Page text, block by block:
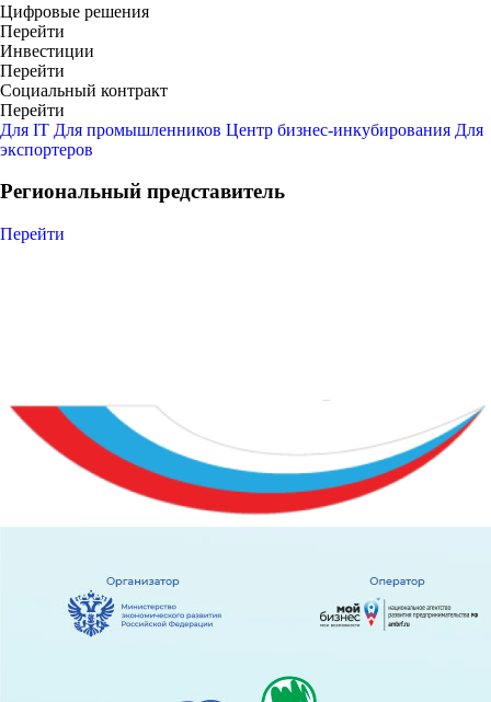
Цифровые решения
Перейти
Инвестиции
Перейти
Социальный контракт
Перейти
Для IT Для промышленников Центр бизнес-инкубирования Для
экспортеров
Региональный представитель
Перейти